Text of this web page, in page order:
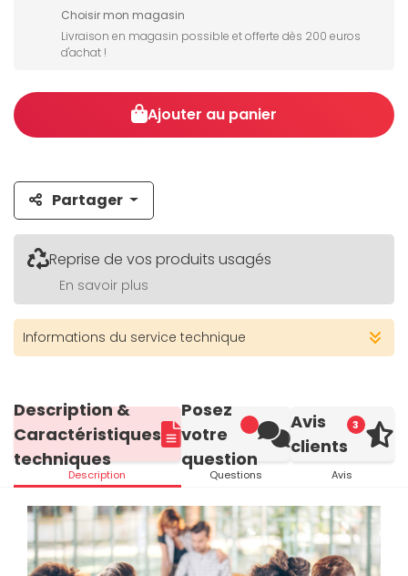
Choisir mon magasin
Livraison en magasin possible et offerte dès 200 euros
d'achat !
Ajouter au panier
Partager
Reprise de vos produits usagés
En savoir plus
Informations du service technique
Description &
Caractéristiques
techniques
Description
Posez
votre
question
Questions
3
Avis
clients
Avis